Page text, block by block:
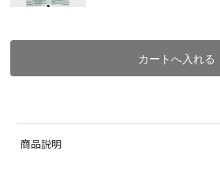
商品説明